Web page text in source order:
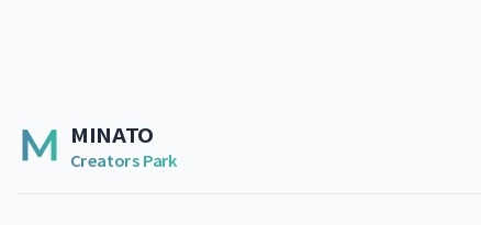
MINATO
Creators Park